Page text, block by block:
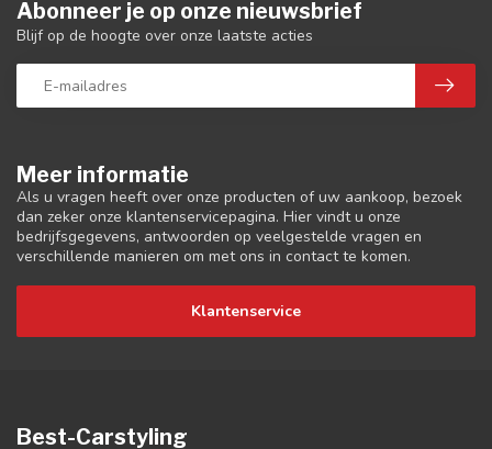
Meer informatie
Als u vragen heeft over onze producten of uw aankoop, bezoek
dan zeker onze klantenservicepagina. Hier vindt u onze
bedrijfsgegevens, antwoorden op veelgestelde vragen en
verschillende manieren om met ons in contact te komen.
Klantenservice
Abonneer je op onze nieuwsbrief
Blijf op de hoogte over onze laatste acties
Best-Carstyling